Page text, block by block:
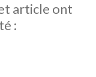
article ont
: